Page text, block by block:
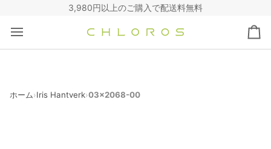
3,980円以上のご購入で配送料無料
カ
ー
ホーム›Iris Hantverk›03x2068-00